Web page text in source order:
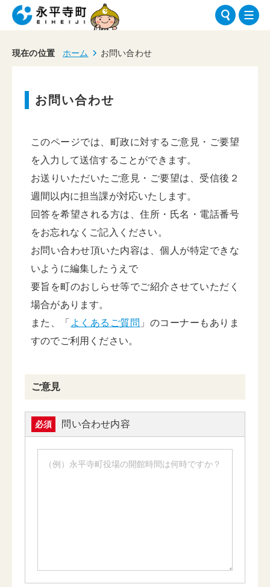
現在の位置 ホーム お問い合わせ
お問い合わせ
このページでは、町政に対するご意見・ご要望
を入力して送信することができます。
お送りいただいたご意見・ご要望は、受信後２
週間以内に担当課が対応いたします。
回答を希望される方は、住所・氏名・電話番号
をお忘れなくご記入ください。
お問い合わせ頂いた内容は、個人が特定できな
いように編集したうえで
要旨を町のおしらせ等でご紹介させていただく
場合があります。
また、「 よくあるご質問 」のコーナーもありま
すのでご利用ください。
ご意見
必須 問い合わせ内容